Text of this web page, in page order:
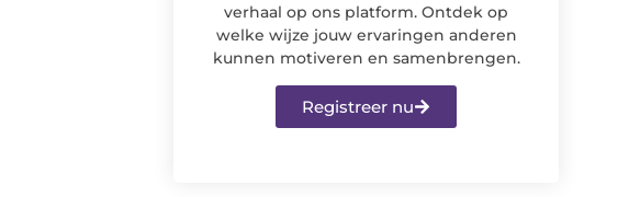
verhaal op ons platform. Ontdek op
welke wijze jouw ervaringen anderen
kunnen motiveren en samenbrengen.
Registreer nu